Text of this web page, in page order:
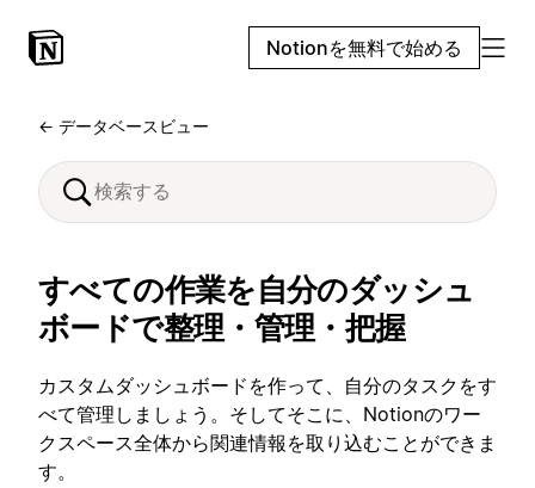
Notionを無料で始める
← データベースビュー
すべての作業を自分のダッシュ
ボードで整理・管理・把握
カスタムダッシュボードを作って、自分のタスクをす
べて管理しましょう。そしてそこに、Notionのワー
クスペース全体から関連情報を取り込むことができま
す。